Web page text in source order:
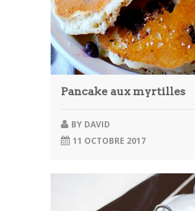
Pancake aux myrtilles
BY DAVID
11 OCTOBRE 2017